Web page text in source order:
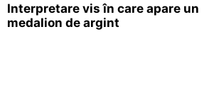
Interpretare vis în care apare un
medalion de argint